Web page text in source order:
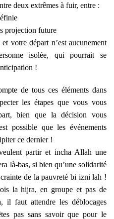
deux extrêmes à fuir, entre :
projection future
votre départ n’est aucunement
isolée, qui pourrait se
!
de tous ces éléments dans
les étapes que vous vous
bien que la décision vous
possible que les événements
ce dernier !
partir et incha Allah une
là-bas, si bien qu’une solidarité
de la pauvreté bi izni lah !
la hijra, en groupe et pas de
il faut attendre les déblocages
pas sans savoir que pour le